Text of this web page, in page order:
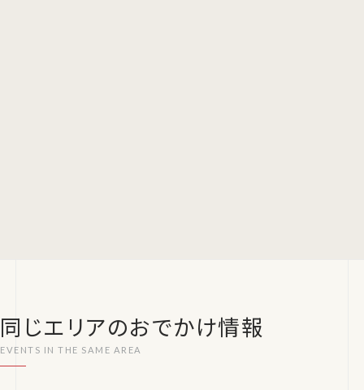
同じエリアのおでかけ情報